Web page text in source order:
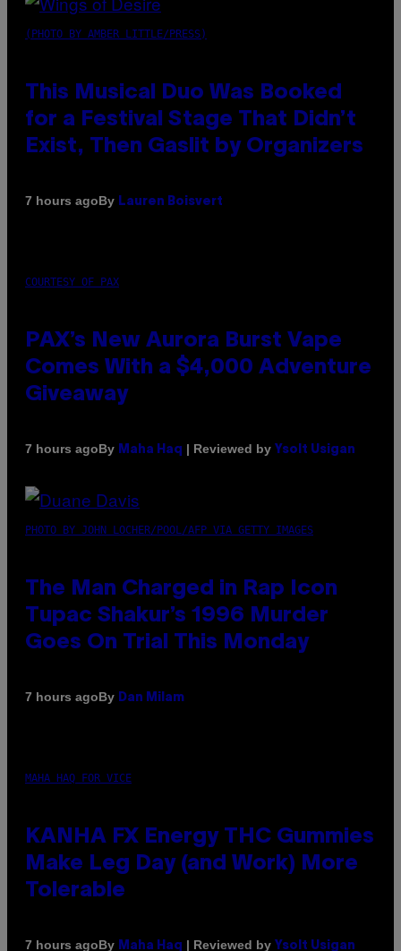
(PHOTO BY AMBER LITTLE/PRESS)
This Musical Duo Was Booked
for a Festival Stage That Didn’t
Exist, Then Gaslit by Organizers
7 hours agoBy Lauren Boisvert
COURTESY OF PAX
PAX’s New Aurora Burst Vape
Comes With a $4,000 Adventure
Giveaway
7 hours agoBy Maha Haq | Reviewed by Ysolt Usigan
PHOTO BY JOHN LOCHER/POOL/AFP VIA GETTY IMAGES
The Man Charged in Rap Icon
Tupac Shakur’s 1996 Murder
Goes On Trial This Monday
7 hours agoBy Dan Milam
MAHA HAQ FOR VICE
KANHA FX Energy THC Gummies
Make Leg Day (and Work) More
Tolerable
7 hours agoBy Maha Haq | Reviewed by Ysolt Usigan